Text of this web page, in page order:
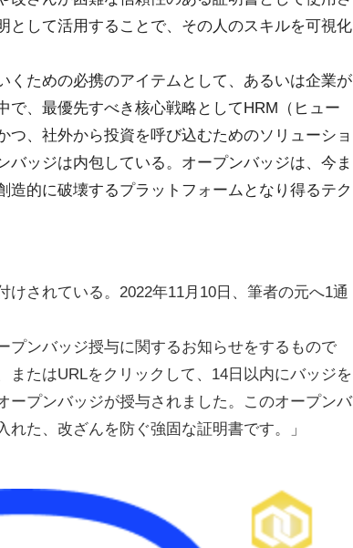
として活用することで、その人のスキルを可視化
ための必携のアイテムとして、あるいは企業が
で、最優先すべき核心戦略としてHRM（ヒュー
つ、社外から投資を呼び込むためのソリューショ
バッジは内包している。オープンバッジは、今ま
造的に破壊するプラットフォームとなり得るテク
されている。2022年11月10日、筆者の元へ1通
ンバッジ授与に関するお知らせをするもので
またはURLをクリックして、14日以内にバッジを
ープンバッジが授与されました。このオープンバ
た、改ざんを防ぐ強固な証明書です。」